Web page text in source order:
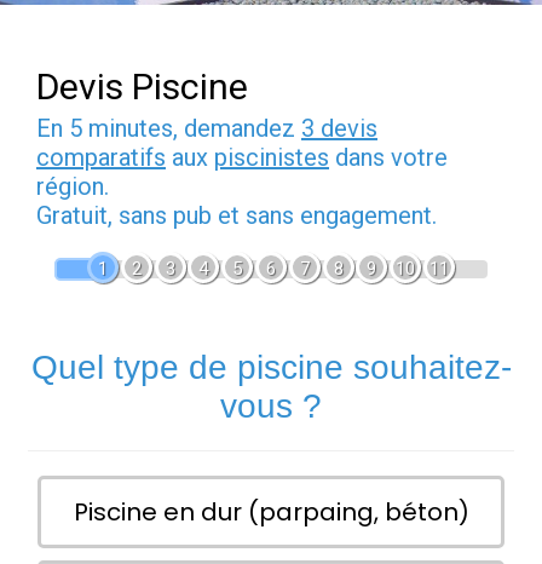
Devis Piscine
En 5 minutes, demandez 3 devis
comparatifs aux piscinistes dans votre
région.
Gratuit, sans pub et sans engagement.
1 2 3 4 5 6 7 8 9 10 11
Quel type de piscine souhaitez-
vous ?
Piscine en dur (parpaing, béton)